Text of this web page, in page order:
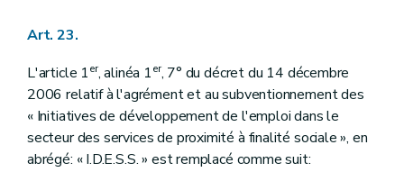
Art. 23.
L'article 1er, alinéa 1er, 7° du décret du 14 décembre
2006 relatif à l'agrément et au subventionnement des
« Initiatives de développement de l'emploi dans le
secteur des services de proximité à finalité sociale », en
abrégé: « I.D.E.S.S. » est remplacé comme suit: